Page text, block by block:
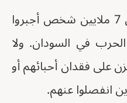
إسلام هي من بين أكثر من 7 ملايين شخص أجبروا
في السودان. ولا
على فقدان أحبائهم أو
انفصلوا عنهم.